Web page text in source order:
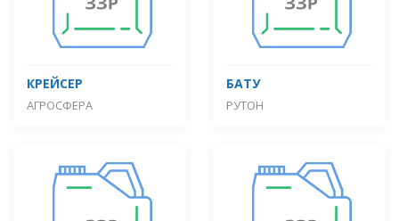
КРЕЙСЕР
АГРОСФЕРА
БАТУ
РУТОН